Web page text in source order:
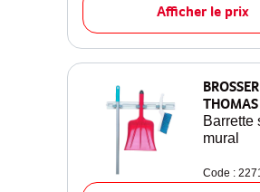
Afficher le prix
THOMAS
Barrette
mural
Code :